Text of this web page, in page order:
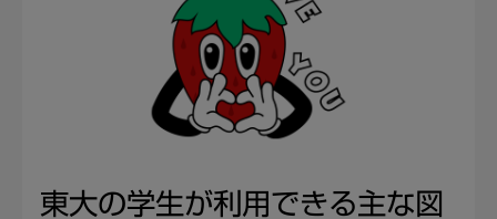
東大の学生が利用できる主な図